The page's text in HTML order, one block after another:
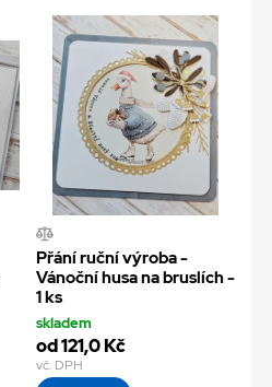
Přání ruční výroba -
Vánoční husa na bruslích -
1 ks
skladem
od 121,0 Kč
vč. DPH